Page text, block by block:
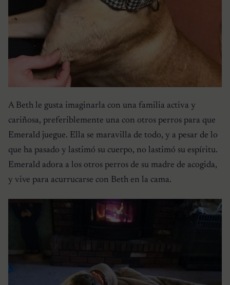
A Beth le gusta imaginarla con una familia activa y
cariñosa, preferiblemente una con otros perros para que
Emerald juegue. Ella se maravilla de todo, y a pesar de lo
que ha pasado y lastimó su cuerpo, no lastimó su espíritu.
Emerald adora a los otros perros de su madre de acogida,
y vive para acurrucarse con Beth en la cama.